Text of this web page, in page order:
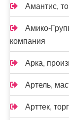
Амантис,
Амико-
компания
Арка,
Артель,
Арттек,